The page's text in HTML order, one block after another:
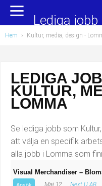
Administration,
Chefer och
Data/IT
Försäljning, inköp,
Undersköterska,
Barnskötare
Lärare i förskola/
Lagerarbetare
Lediga
Hem › Kultur, media, design -
LEDIGA
KULTUR,
LOMMA
Se lediga jobb som
att välja en specifik
alla jobb i Lomma som
Visual Merchandiser –
Maj 12 Next U AB